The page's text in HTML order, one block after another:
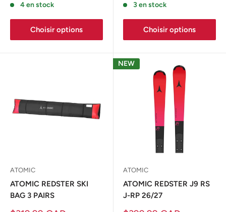
4 en stock
Choisir options
3 en stock
Choisir options
ATOMIC
ATOMIC REDSTER SKI
BAG 3 PAIRS
NEW
ATOMIC
ATOMIC REDSTER J9 RS
J-RP 26/27